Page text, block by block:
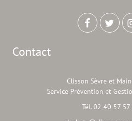
Contact
Clisson Sèvre et
Service Prévention et
Tél. 02 40 57 57